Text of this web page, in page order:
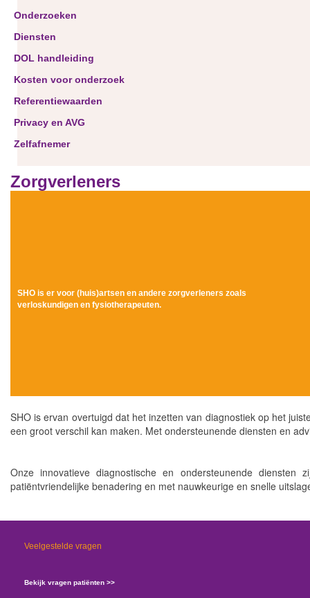
Onderzoeken
Diensten
DOL handleiding
Kosten voor onderzoek
Referentiewaarden
Privacy en AVG
Zelfafnemer
Zorgverleners
SHO is er voor (huis)artsen en andere zorgverleners zoals
verloskundigen en fysiotherapeuten.
SHO is ervan overtuigd dat het inzetten van diagnostiek op het
een groot verschil kan maken. Met ondersteunende diensten en
Onze innovatieve diagnostische en ondersteunende
patiëntvriendelijke benadering en met nauwkeurige en snelle
Veelgestelde vragen
Bekijk vragen patiënten >>